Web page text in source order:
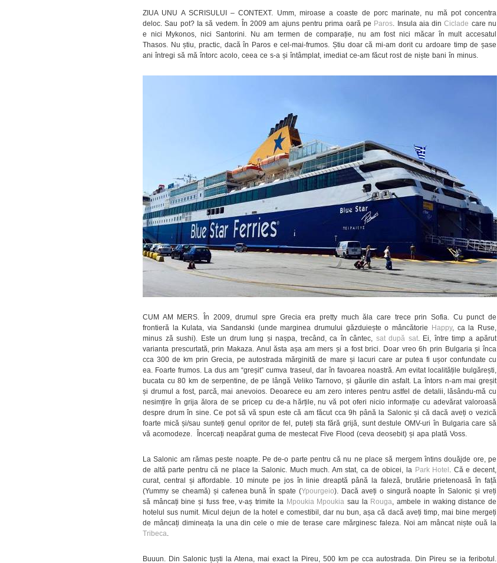
ZIUA UNU A SCRISULUI – CONTEXT. Umm, miroase a coaste de porc marinate, nu mă pot concentra
deloc. Sau pot? Ia să vedem. În 2009 am ajuns pentru prima oară pe Paros . Insula aia dinCiclade care nu
e nici Mykonos, nici Santorini. Nu am termen de comparație, nu am fost nici măcar în mult accesatul
Thasos. Nu știu, practic, dacă în Paros e cel-mai-frumos. Știu doar că mi-am dorit cu ardoare timp de șase
ani întregi să mă întorc acolo, ceea ce s-a și întâmplat, imediat ce-am făcut rost de niște bani în minus.
CUM AM MERS. În 2009, drumul spre Grecia era pretty much ăla care trece prin Sofia. Cu punct de
frontieră la Kulata, via Sandanski (unde marginea drumului găzduiește o mâncătorie Happy, ca la Ruse,
minus ză sushi). Este un drum lung și nașpa, trecând, ca în cântec, sat după sat. Ei, între timp a apărut
varianta prescurtată, prin Makaza. Anul ăsta așa am mers și a fost brici. Doar vreo 6h prin Bulgaria și înca
cca 300 de km prin Grecia, pe autostrada mărginită de mare și lacuri care ar putea fi ușor confundate cu
ea. Foarte frumos. La dus am “greșit” cumva traseul, dar în favoarea noastră. Am evitat localitățile bulgărești,
bucata cu 80 km de serpentine, de pe lângă Veliko Tarnovo, și găurile din asfalt. La întors n-am mai greșit
și drumul a fost, parcă, mai anevoios. Deoarece eu am zero interes pentru astfel de detalii, lăsându-mă cu
nesimțire în grija ălora de se pricep cu de-a hărțile, nu vă pot oferi nicio informație cu adevărat valoroasă
despre drum în sine. Ce pot să vă spun este că am făcut cca 9h până la Salonic și că dacă aveți o vezică
foarte mică și/sau sunteți genul opritor de fel, puteți sta fără grijă, sunt destule OMV-uri în Bulgaria care să
vă acomodeze. Încercați neapărat guma de mestecat Five Flood (ceva deosebit) și apa plată Voss.
La Salonic am rămas peste noapte. Pe de-o parte pentru că nu ne place să mergem întins douăjde ore, pe
de altă parte pentru că ne place la Salonic. Much much. Am stat, ca de obicei, la Park Hotel . Că e decent,
curat, central și affordable. 10 minute pe jos în linie dreaptă până la faleză, brutărie prietenoasă în față
(Yummy se cheamă) și cafenea bună în spate (Ypourgeio). Dacă aveți o singură noapte în Salonic și vreți
să mâncați bine și fuss free, v-aș trimite la Mpoukia Mpoukia sau la Rouga
, ambele in waking distance de
hotelul sus numit. Micul dejun de la hotel e comestibil, dar nu bun, așa că dacă aveți timp, mai bine mergeți
de mâncați dimineața la una din cele o mie de terase care mărginesc faleza. Noi am mâncat niște ouă la
Tribeca
Buuun. Din Salonic țuști la Atena, mai exact la Pireu, 500 km pe cca autostrada. Din Pireu se ia feribotul.